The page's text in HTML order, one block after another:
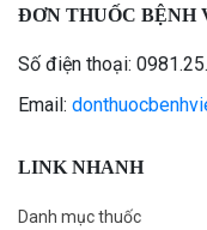
ĐƠN THUỐC BỆNH
Số điện thoại:
Email:
LINK NHANH
Danh mục thuốc